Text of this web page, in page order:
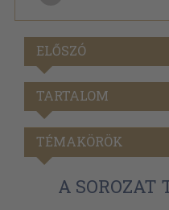
ELŐSZÓ
TARTALOM
TÉMAKÖRÖK
A SOROZAT